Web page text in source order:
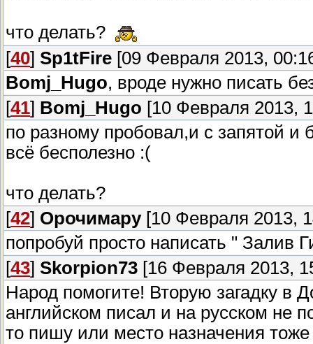
что делать?
[40] Sp1tFire [09 Февраля 2013,
Bomj_Hugo, вроде нужно писать
[41] Bomj_Hugo [10 Февраля 2013,
по разному пробовал,и с запятой
всё бесполезно :(
что делать?
[42] Орочимару[10 Февраля 2013,
попробуй просто написать " Залив
[43] Skorpion73 [16 Февраля 2013,
Народ помогите! Вторую загадку в
английском писал и на русском
то пишу или место назначения